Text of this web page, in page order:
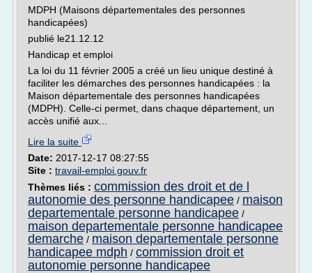
MDPH (Maisons départementales des personnes
handicapées)
publié le21.12.12
Handicap et emploi
La loi du 11 février 2005 a créé un lieu unique destiné à
faciliter les démarches des personnes handicapées : la
Maison départementale des personnes handicapées
(MDPH). Celle-ci permet, dans chaque département, un
accès unifié aux...
Lire la suite
Date: 2017-12-17 08:27:55
Site : travail-emploi.gouv.fr
Thèmes liés : commission des droit et de l
autonomie des personne handicapee / maison
departementale personne handicapee /
maison departementale personne handicapee
demarche / maison departementale personne
handicapee mdph / commission droit et
autonomie personne handicapee